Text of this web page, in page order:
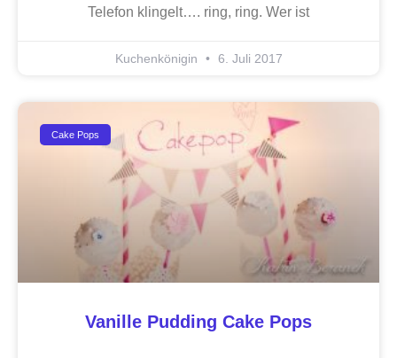
Telefon klingelt…. ring, ring. Wer ist
Kuchenkönigin 6. Juli 2017
Cake Pops
Vanille Pudding Cake Pops